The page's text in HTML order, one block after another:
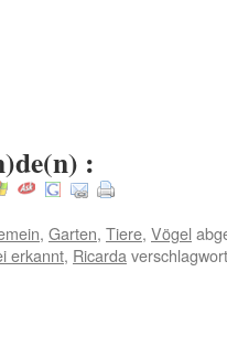
:
, Garten, Tiere, Vögel
erkannt, Ricarda